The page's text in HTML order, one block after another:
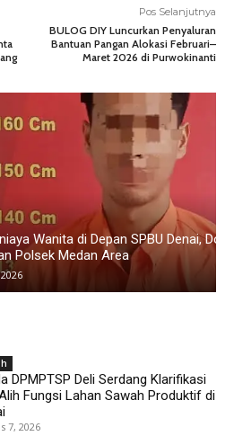
Pos Selanjutnya
BULOG DIY Luncurkan Penyaluran
Bantuan Pangan Alokasi Februari–
Maret 2026 di Purwokinanti
SPBU Denai, Doni Chaniago
Area
DPMPTSP Deli Serdang Klarifikasi
Fungsi Lahan Sawah Produktif di
7, 2026